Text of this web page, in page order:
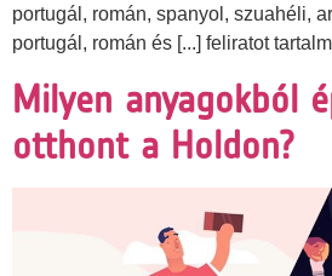
portugál, román, spanyol, szuahéli,
portugál, román és [...] feliratot
Milyen anyagokból
otthont a Holdon?